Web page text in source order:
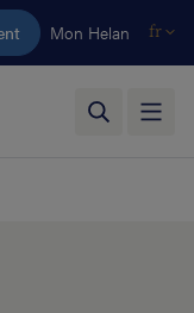
Mon Helan fr